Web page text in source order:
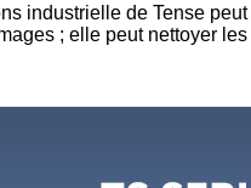
industrielle de Tense
; elle peut nettoyer